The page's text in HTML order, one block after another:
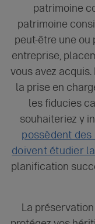
patrimoine
patrimoine
peut-être une
entreprise,
vous avez
la prise en
les fiducies
souhaiteriez y
possèdent
doivent étudier
planification
La